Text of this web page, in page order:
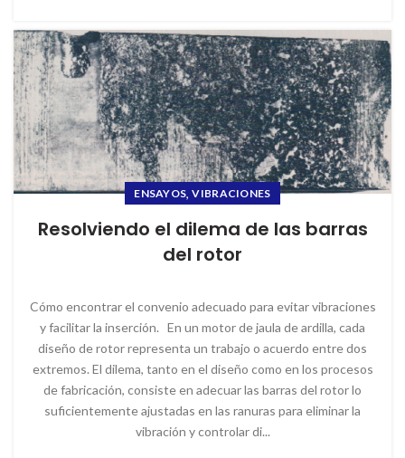
ENSAYOS,VIBRACIONES
Resolviendo el dilema de las barras
del rotor
Cómo encontrar el convenio adecuado para evitar vibraciones
y facilitar la inserción. En un motor de jaula de ardilla, cada
diseño de rotor representa un trabajo o acuerdo entre dos
extremos. El dilema, tanto en el diseño como en los procesos
de fabricación, consiste en adecuar las barras del rotor lo
suficientemente ajustadas en las ranuras para eliminar la
vibración y controlar di...